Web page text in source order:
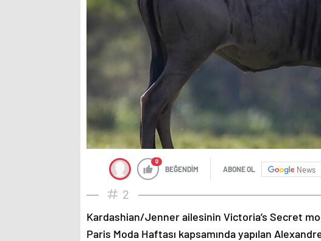
0
BEĞENDİM ABONE OL News
2
Kardashian/Jenner ailesinin Victoria’s Secret
Paris Moda Haftası kapsamında yapılan